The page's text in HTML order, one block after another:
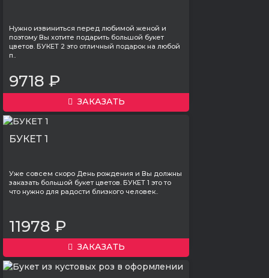
Нужно извиниться перед любимой женой и
поэтому Вы хотите подарить большой букет
цветов. БУКЕТ 2 это отличный подарок на любой
п..
9718 ₽
ЗАКАЗАТЬ
БУКЕТ 1
Уже совсем скоро День рождения и Вы должны
заказать большой букет цветов. БУКЕТ 1 это то
что нужно для радости близкого человек..
11978 ₽
ЗАКАЗАТЬ